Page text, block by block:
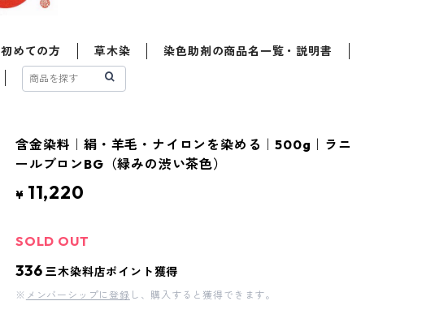
初めての方 草木染
染色助剤の商品名一覧・説明書
含金染料｜絹・羊毛・ナイロンを染める｜500g｜ラニ
ールブロンBG（緑みの渋い茶色）
¥ 11,220
SOLD OUT
336 三木染料店ポイント獲得
※ メンバーシップに登録 し、購入すると獲得できます。